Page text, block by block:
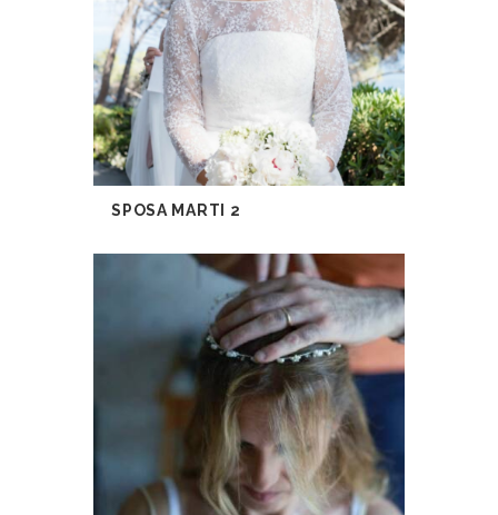
SPOSA MARTI 2